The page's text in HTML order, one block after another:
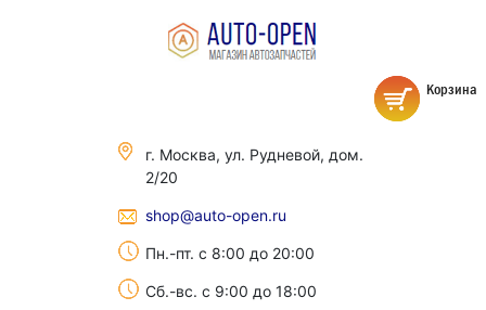
г. Москва, ул. Рудневой, дом.
2/20
shop@auto-open.ru
Пн.-пт. с 8:00 до 20:00
Сб.-вс. с 9:00 до 18:00
Корзина